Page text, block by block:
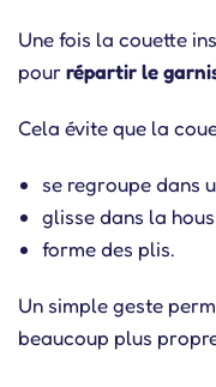
Une fois la couette
pourrépartir le
Cela évite que la
se regroupe dans
glisse dans la
forme des plis.
Un simple geste
beaucoup plus